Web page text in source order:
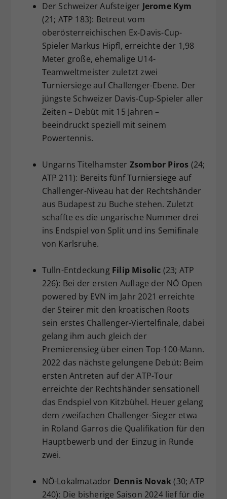
Der Schweizer Aufsteiger Jerome Kym
(21; ATP 183): Betreut vom
oberösterreichischen Ex-Davis-Cup-
Spieler Markus Hipfl, erreichte der 1,98
Meter große, ehemalige U14-
Teamweltmeister zuletzt zwei
Turniersiege auf Challenger-Ebene. Der
jüngste Schweizer Davis-Cup-Spieler aller
Zeiten – Debüt mit 15 Jahren –
beeindruckt speziell mit seinem
Powertennis.
Ungarns Titelhamster Zsombor Piros (24;
ATP 211): Bereits fünf Turniersiege auf
Challenger-Niveau hat der Rechtshänder
aus Budapest zu Buche stehen. Zuletzt
schaffte es die ungarische Nummer drei
ins Endspiel von Split und ins Semifinale
von Karlsruhe.
Tulln-Entdeckung Filip Misolic (23; ATP
226): Bei der ersten Auflage der NÖ Open
powered by EVN im Jahr 2021 erreichte
der Steirer mit den kroatischen Roots
sein erstes Challenger-Viertelfinale, dabei
gelang ihm auch gleich der
Premierensieg über einen Top-100-Mann.
2022 das nächste gelungene Debüt: Beim
ersten Antreten auf der ATP-Tour
erreichte der Rechtshänder sensationell
das Endspiel von Kitzbühel. Heuer gelang
dem zweifachen Challenger-Sieger etwa
in Roland Garros die Qualifikation für den
Hauptbewerb und der Einzug in Runde
zwei.
NÖ-Lokalmatador Dennis Novak(30; ATP
240): Die bisherige Saison 2024 lief für die